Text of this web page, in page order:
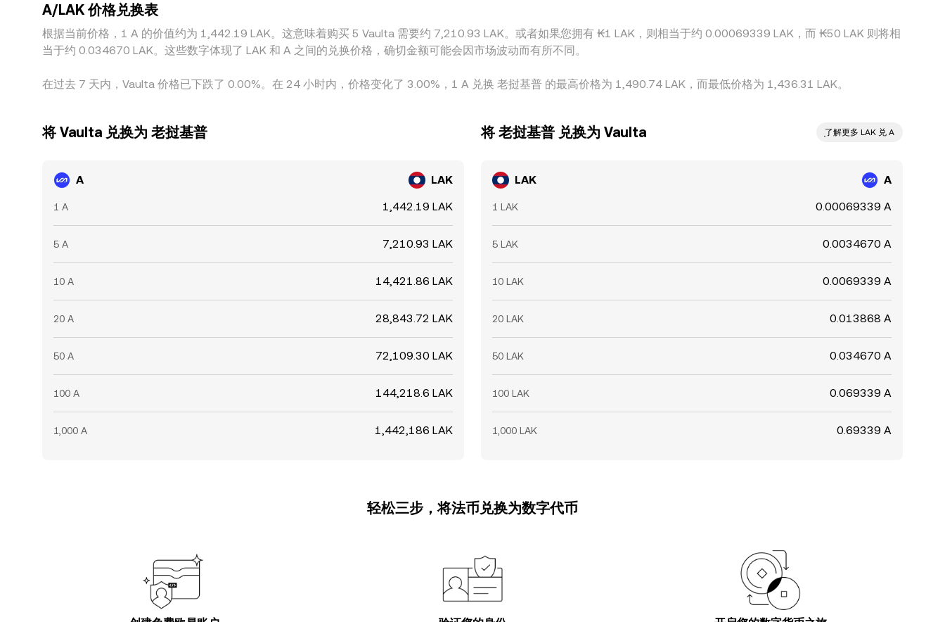
A/LAK 价格兑换表
根据当前价格，1 A 的价值约为 1,442.19 LAK。这意味着购买 5 Vaulta 需要约 7,210.93 LAK。或者如果您拥有 ₭1 LAK，则相当于约 0.00069339 LAK，而 ₭50 LAK 则将相
当于约 0.034670 LAK。这些数字体现了 LAK 和 A 之间的兑换价格，确切金额可能会因市场波动而有所不同。
在过去 7 天内，Vaulta 价格已下跌了 0.00%。在 24 小时内，价格变化了 3.00%，1 A 兑换 老挝基普 的最高价格为 1,490.74 LAK，而最低价格为 1,436.31 LAK。
将 Vaulta 兑换为 老挝基普
A LAK
1 A 1,442.19 LAK
5 A 7,210.93 LAK
10 A 14,421.86 LAK
20 A 28,843.72 LAK
50 A 72,109.30 LAK
100 A 144,218.6 LAK
1,000 A 1,442,186 LAK
将 老挝基普 兑换为 Vaulta ִִִִִִִִִִִִִִִִִִִִִִִִִִִִִִִִִִִִִִִִִִִִִִִ了解更多 LAK 兑 A
LAK A
1 LAK 0.00069339 A
5 LAK 0.0034670 A
10 LAK 0.0069339 A
20 LAK 0.013868 A
50 LAK 0.034670 A
100 LAK 0.069339 A
1,000 LAK 0.69339 A
轻松三步，将法币兑换为数字代币